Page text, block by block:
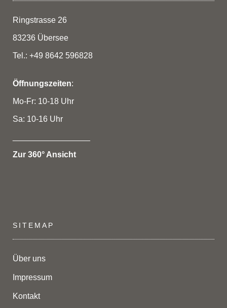
Ringstrasse 26
83236 Übersee
Tel.: +49 8642 596828
Öffnungszeiten:
Mo-Fr: 10-18 Uhr
Sa: 10-16 Uhr
Zur 360° Ansicht
SITEMAP
Über uns
Impressum
Kontakt